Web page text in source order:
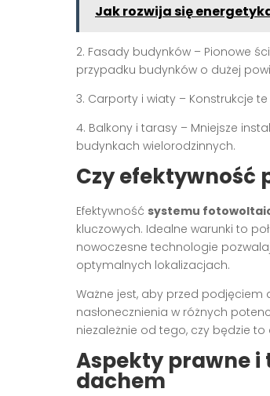
Jak rozwija się
2. Fasady budynków – Pionowe
przypadku budynków o dużej
3. Carporty i wiaty – Konstrukcje
4. Balkony i tarasy – Mniejsze
budynkach wielorodzinnych.
Czy efektywność
Efektywność systemu
kluczowych. Idealne warunki to
nowoczesne technologie
optymalnych lokalizacjach.
Ważne jest, aby przed podjęciem
nasłonecznienia w różnych
niezależnie od tego, czy będzie
Aspekty prawne i
dachem